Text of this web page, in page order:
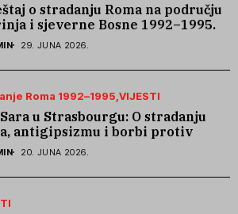
o stradanju Roma na području
i sjeverne Bosne 1992–1995.
29. JUNA 2026.
Roma 1992–1995 VIJESTI
u Strasbourgu: O stradanju
antigipsizmu i borbi protiv
mržnje
20. JUNA 2026.